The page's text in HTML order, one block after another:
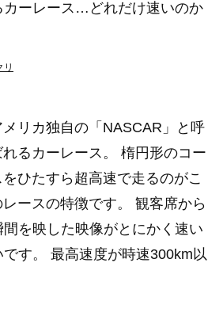
カーレース…どれだけ速いのか
リ
メリカ独自の「NASCAR」と呼
れるカーレース。 楕円形のコー
をひたすら超高速で走るのがこ
レースの特徴です。 観客席から
を映した映像がとにかく速い
す。 最高速度が時速300km以